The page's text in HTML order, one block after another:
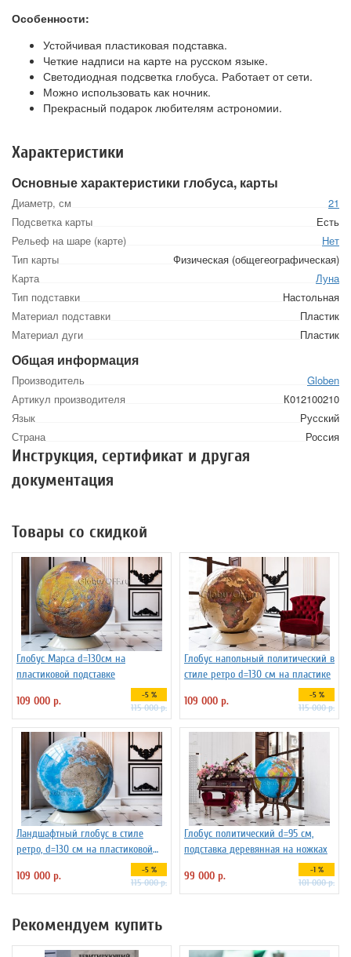
Особенности:
Устойчивая пластиковая подставка.
Четкие надписи на карте на русском языке.
Светодиодная подсветка глобуса. Работает от сети.
Можно использовать как ночник.
Прекрасный подарок любителям астрономии.
Характеристики
Основные характеристики глобуса, карты
Диаметр, см
21
Подсветка карты
Есть
Рельеф на шаре (карте)
Нет
Тип карты
Физическая (общегеографическая)
Карта
Луна
Тип подставки
Настольная
Материал подставки
Пластик
Материал дуги
Пластик
Общая информация
Производитель
Globen
Артикул производителя
К012100210
Язык
Русский
Страна
Россия
Инструкция, сертификат и другая
документация
Товары со скидкой
Глобус Марса d=130см на
пластиковой подставке
109 000 р.
-5 %
115 000 р.
Глобус напольный политический в
стиле ретро d=130 см на пластике
109 000 р.
-5 %
115 000 р.
Ландшафтный глобус в стиле
ретро, d=130 см на пластиковой
109 000 р. -5 %
115 000 р.
Глобус политический d=95 см,
подставка деревянная на ножках
99 000 р.
-1 %
101 000 р.
Рекомендуем купить